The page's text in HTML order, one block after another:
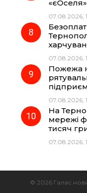
«єОселя»
07.08.2026,
07.08.2026,
Пожежа
07.08.2026,
На
мережі
тисяч
07.08.2026,
© 2026 Галас